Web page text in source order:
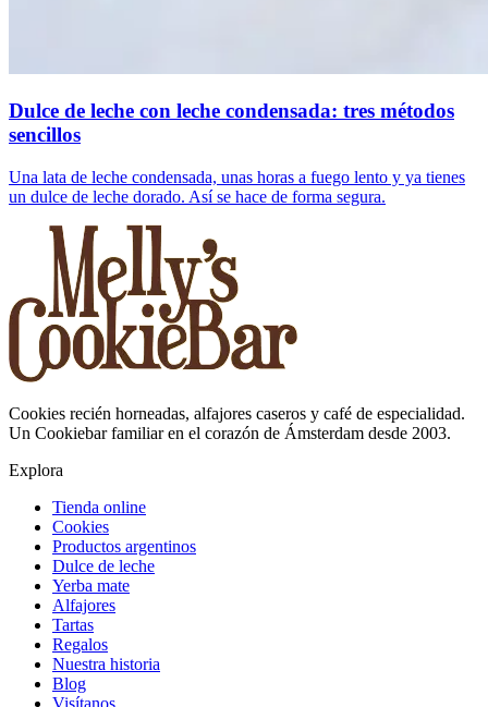
Dulce de leche con leche condensada: tres métodos
sencillos
Una lata de leche condensada, unas horas a fuego lento y ya tienes
un dulce de leche dorado. Así se hace de forma segura.
Cookies recién horneadas, alfajores caseros y café de especialidad.
Un Cookiebar familiar en el corazón de Ámsterdam desde 2003.
Explora
Tienda online
Cookies
Productos argentinos
Dulce de leche
Yerba mate
Alfajores
Tartas
Regalos
Nuestra historia
Blog
Visítanos